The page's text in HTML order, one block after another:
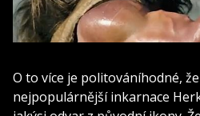
O to více je politováníhodné,
nejpopulárnější inkarnace